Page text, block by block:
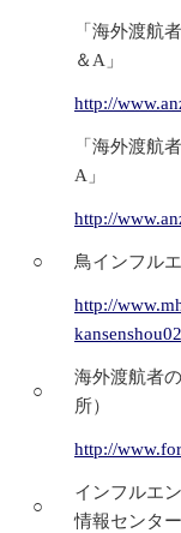
「海外渡航
＆A」
http://
「海外渡航
A」
http://
○ 鳥インフル
http://
○
海外渡航者
所）
http://
○
インフルエ
情報センター